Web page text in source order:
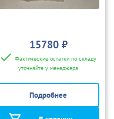
15780 ₽
Фактические остатки по складу
уточняйте у менеджера
Подробнее